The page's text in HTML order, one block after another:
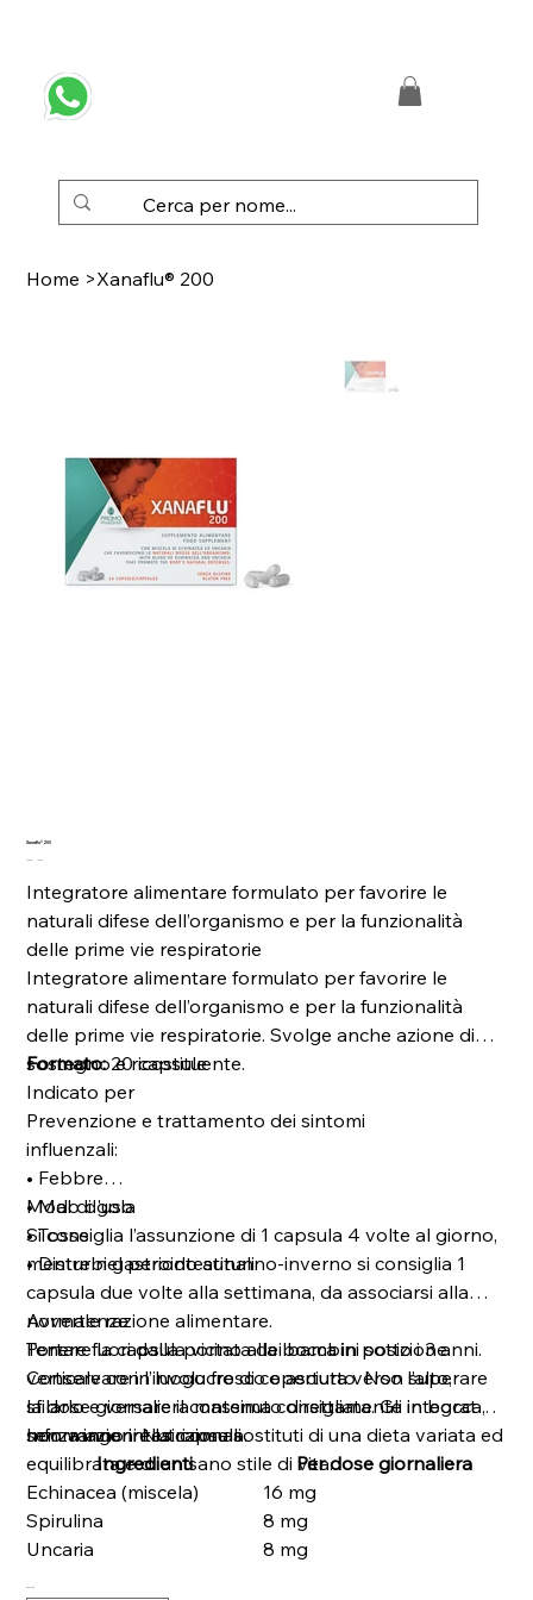
Home >Xanaflu® 200
Xanaflu® 200
Prezzo
Prezzo
Integratore alimentare formulato per favorire le
naturali difese dell’organismo e per la funzionalità
delle prime vie respiratorie
Integratore alimentare formulato per favorire le
naturali difese dell’organismo e per la funzionalità
delle prime vie respiratorie. Svolge anche azione di
sostegno e ricostituente.
Formato:20 capsule
Indicato per
Prevenzione e trattamento dei sintomi
influenzali:
• Febbre
• Mal di gola
• Tosse
• Disturbi gastrointestinali
Modo d'uso
Si consiglia l’assunzione di 1 capsula 4 volte al giorno,
mentre nel periodo autunno-inverno si consiglia 1
capsula due volte alla settimana, da associarsi alla
normale razione alimentare.
Portare la capsula vicino alla bocca in posizione
verticale con l’involucro di copertura verso l’alto,
sfilarlo e versare il contenuto direttamente in bocca,
senza ingerire la capsula.
Avvertenze
Tenere fuori dalla portata dei bambini sotto i 3 anni.
Conservare in luogo fresco e asciutto. Non superare
la dose giornaliera massima consigliata. Gli integratori
non vanno intesi come sostituti di una dieta variata ed
equilibrata e di un sano stile di vita.
Informazioni Nutrizionali
Ingredienti
Per dose giornaliera
Echinacea (miscela)
16 mg
Spirulina
8 mg
Uncaria
8 mg